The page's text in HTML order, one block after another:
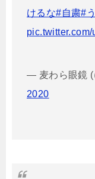
けるな#自粛#
— 麦わら眼鏡
2020